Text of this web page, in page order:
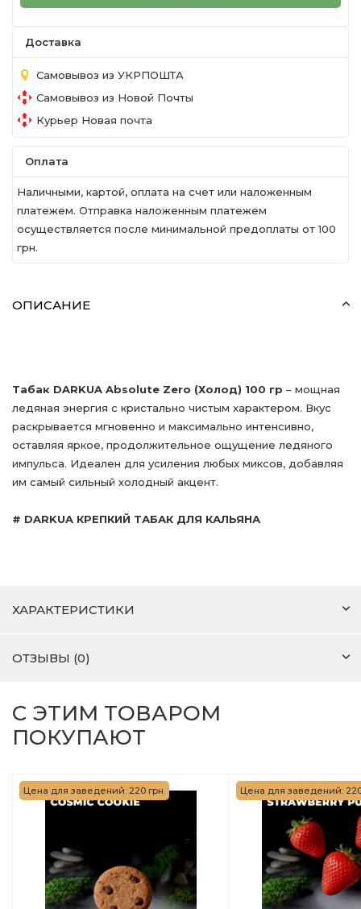
Доставка
Самовывоз из УКРПОШТА
Самовывоз из Новой Почты
Курьер Новая почта
Оплата
Наличными, картой, оплата на счет или наложенным
платежем. Отправка наложенным платежем
осуществляется после минимальной предоплаты от 100
грн.
ОПИСАНИЕ
Табак DARKUA Absolute Zero (Холод) 100 гр – мощная
ледяная энергия с кристально чистым характером. Вкус
раскрывается мгновенно и максимально интенсивно,
оставляя яркое, продолжительное ощущение ледяного
импульса. Идеален для усиления любых миксов, добавляя
им самый сильный холодный акцент.
# DARKUA КРЕПКИЙ ТАБАК ДЛЯ КАЛЬЯНА
ХАРАКТЕРИСТИКИ
ОТЗЫВЫ (0)
С ЭТИМ ТОВАРОМ
ПОКУПАЮТ
Цена для заведений: 220 грн. Цена для заведений: